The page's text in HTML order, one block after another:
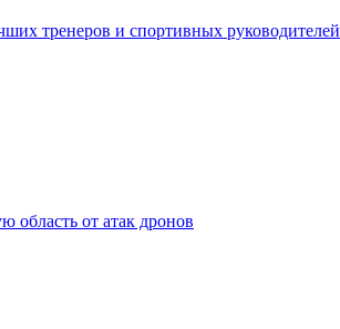
тренеров и спортивных руководителей
от атак дронов